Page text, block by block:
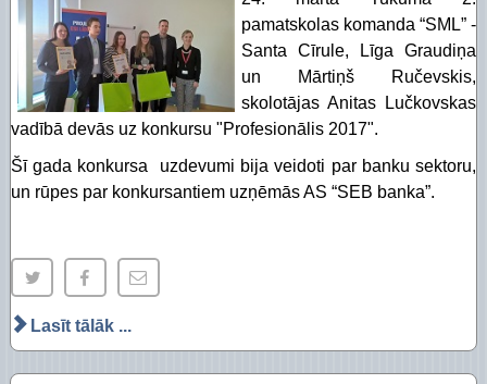
pamatskolas komanda “SML” -
Santa Cīrule, Līga Graudiņa
un Mārtiņš Ručevskis,
skolotājas Anitas Lučkovskas
vadībā devās uz konkursu "Profesionālis 2017".
Šī gada konkursa uzdevumi bija veidoti par banku sektoru,
un rūpes par konkursantiem uzņēmās AS “SEB banka”.
Lasīt tālāk ...